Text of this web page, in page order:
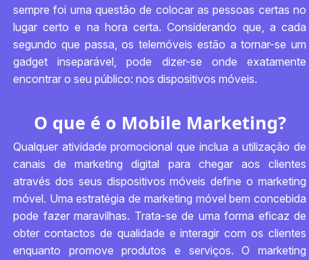
sempre foi uma questão de colocar as pessoas certas no
lugar certo e na hora certa. Considerando que, a cada
segundo que passa, os telemóveis estão a tornar-se um
gadget inseparável, pode dizer-se onde exatamente
encontrar o seu público: nos dispositivos móveis.
O que é o Mobile Marketing?
Qualquer atividade promocional que inclua a utilização de
canais de marketing digital para chegar aos clientes
através dos seus dispositivos móveis define o marketing
móvel. Uma estratégia de marketing móvel bem concebida
pode fazer maravilhas. Trata-se de uma forma eficaz de
obter contactos de qualidade e interagir com os clientes
enquanto promove produtos e serviços. O marketing